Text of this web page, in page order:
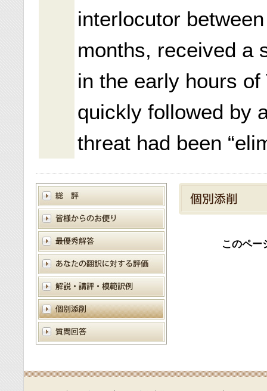
interlocutor
months, received a
in the early hours
quickly followed by
threat had been
このペー